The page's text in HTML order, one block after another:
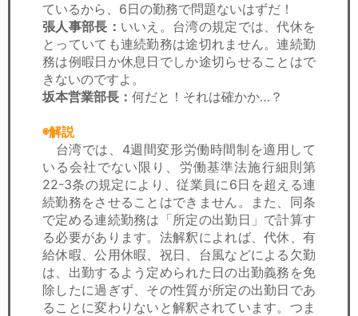
ているから、6日の勤務で問題ないはずだ！
張人事部長： いいえ。台湾の規定では、代休を
とっていても連続勤務は途切れません。連続勤
務は例暇日か休息日でしか途切らせることはで
きないのですよ。
坂本営業部長： 何だと！それは確かか…？
◉解説
台湾では、4週間変形労働時間制を適用して
いる会社でない限り、労働基準法施行細則第
22-3条の規定により、従業員に6日を超える連
続勤務をさせることはできません。また、同条
で定める連続勤務は「所定の出勤日」で計算す
る必要があります。法解釈によれば、代休、有
給休暇、公用休暇、祝日、台風などによる欠勤
は、出勤するよう定められた日の出勤義務を免
除したに過ぎず、その性質が所定の出勤日であ
ることに変わりないと解釈されています。つま